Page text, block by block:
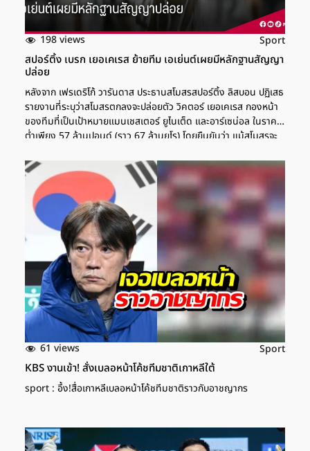
198 views Sport
สปอร์ติ้ง เบรก เยอเคเรส ย้ายทีม เอเย่นต์เผยมีหลักฐานสัญญา
ปล่อย
หลังจาก เฟรเดริโก้ วารันดาส ประธานสโมสรสปอร์ติ้ง ลิสบอน ปฏิเสธ
รายงานที่ระบุว่าสโมสรตกลงจะปล่อยตัว วิคตอร์ เยอเคเรส กองหน้า
ของทีมที่เป็นเป้าหมายแมนเชสเตอร์ ยูไนเต็ด และอาร์เซน่อล ในราคา
ต่ำเพียง 57 ล้านปอนด์ (ราว 67 ล้านยูโร) โดยยืนยันว่า แม้สโมสรจะ
ไม่ได้ตกลงเรื่องค่าตัวล่วงหน้ากับเอเย่นต์นักเตะระหว่างการเจรจาเมื่อ
ซัมเมอร์ที่แล้ว พร้อมกันนี้ยังถือเป็นการส่งสัญญาณถึงสโมสรที่สนใจ
ให้ยื่นข้อเสนอที่สูงกว่านี้ เพื่อหาบทสรุปค่าตัวร่วมกัน อาร์เซน่อล ล็อก
เป้า "เยอเคเรส" เสริมคม มีลุ้นมากกว่าคว้า "อิซัค" แมนยู ส่ง
แมวมองดูฟอร์ม เยอเคเรส เกมดวลอาร์เซน่อล เจ้าตัวสนตามนายเก่า
AFP/PATRICIA DE MELO MOREIRA วิคตอร์ เยอเคเรส กำลังตก
เป็นข่าวย้ายไปเล่นในพรีเมียร์ลีก โดยมี 2 ทีมดังให้ความสนใจ ล่าสุด
ไมส์ฟุตบอล ระบุว่า อาร์เซน่อล เตรียมยื่นข้อเสนอรอบใหม่ให้สูงขึ้น
โดยข้อเสนอรวมโบนัสจะอยู่ที่ 70 ล้านยูโร […]
61 views Sport
KBS งานเข้า! สั่งเบลอหน้าโค้ชทีมชาติเกาหลีใต้
sport : อึ้ง!สื่อเกาหลีเบลอหน้าโค้ชทีมชาติราวกับอาชญากร